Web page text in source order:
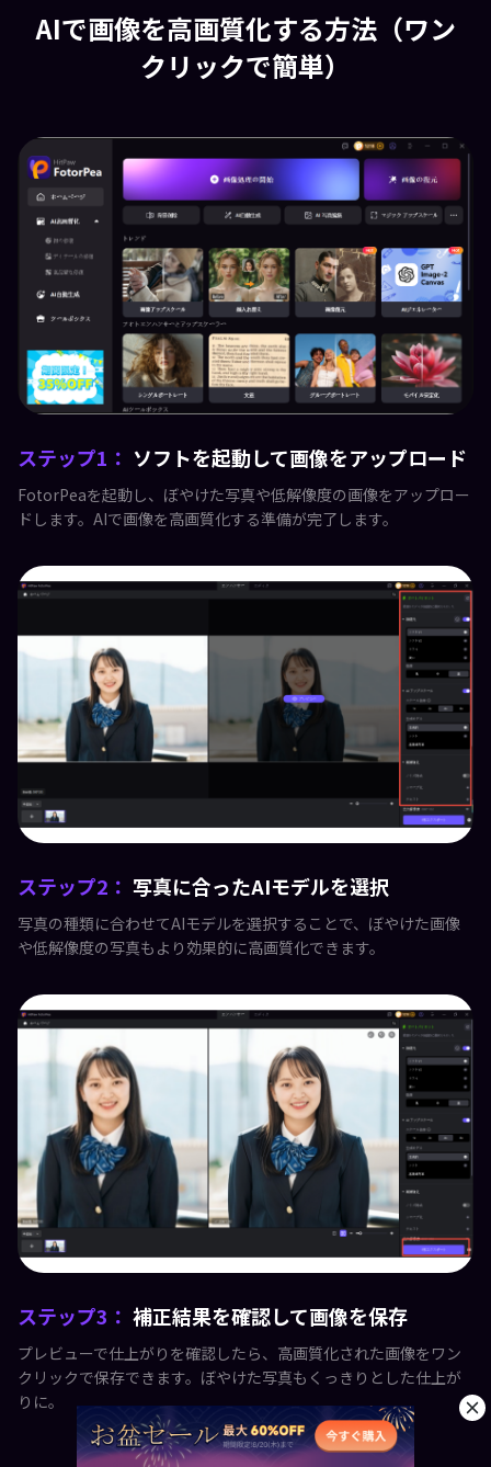
AIで画像を高画質化する方法（ワン
クリックで簡単）
ステップ1： ソフトを起動して画像をアップロード
FotorPeaを起動し、ぼやけた写真や低解像度の画像をアップロー
ドします。AIで画像を高画質化する準備が完了します。
ステップ2： 写真に合ったAIモデルを選択
写真の種類に合わせてAIモデルを選択することで、ぼやけた画像
や低解像度の写真もより効果的に高画質化できます。
ステップ3： 補正結果を確認して画像を保存
プレビューで仕上がりを確認したら、高画質化された画像をワン
クリックで保存できます。ぼやけた写真もくっきりとした仕上が
りに。